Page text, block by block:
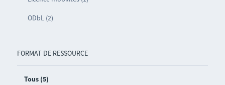
ODbL (2)
FORMAT DE RESSOURCE
Tous (5)